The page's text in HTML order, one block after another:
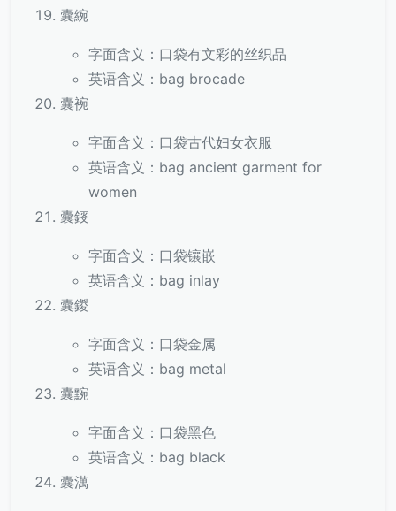
囊綩
字面含义：口袋有文彩的丝织品
英语含义：bag brocade
囊䘼
字面含义：口袋古代妇女衣服
英语含义：bag ancient garment for
women
囊鋄
字面含义：口袋镶嵌
英语含义：bag inlay
囊鍐
字面含义：口袋金属
英语含义：bag metal
囊黦
字面含义：口袋黑色
英语含义：bag black
囊澫